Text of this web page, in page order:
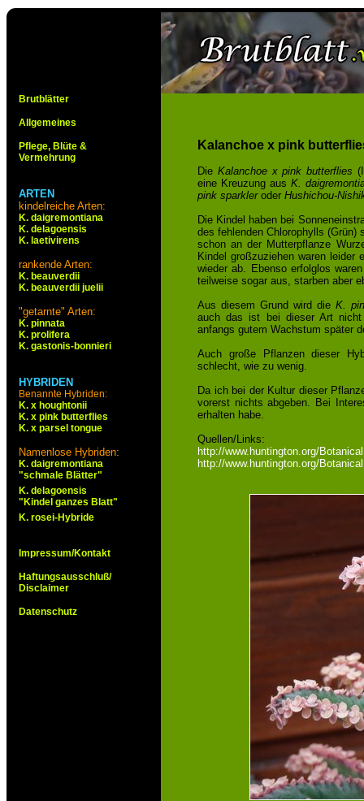
Brutblätter
Allgemeines
Pflege, Blüte &
Vermehrung
ARTEN
kindelreiche Arten:
K. daigremontiana
K. delagoensis
K. laetivirens
rankende Arten:
K. beauverdii
K. beauverdii juelii
"getarnte" Arten:
K. pinnata
K. prolifera
K. gastonis-bonnieri
HYBRIDEN
Benannte Hybriden:
K. x houghtonii
K. x pink butterflies
K. x parsel tongue
Namenlose Hybriden:
K. daigremontiana
"schmale Blätter"
K. delagoensis
"Kindel ganzes Blatt"
K. rosei-Hybride
Impressum/Kontakt
Haftungsausschluß/
Disclaimer
Datenschutz
Kalanchoe x pink
Die Kalanchoe x pink butterflies
eine Kreuzung aus K.
pink sparkleroder Hushichou-
Die Kindel haben bei
des fehlenden Chlorophylls
schon an der Mutterpflanze
Kindel großzuziehen waren
wieder ab. Ebenso erfolglos
teilweise sogar aus, starben aber
Aus diesem Grund wird die K.
auch das ist bei dieser Art nicht
anfangs gutem Wachstum später
Auch große Pflanzen dieser
schlecht, wie zu wenig.
Da ich bei der Kultur dieser
vorerst nichts abgeben. Bei
erhalten habe.
Quellen/Links:
http://www.huntington.org/
http://www.huntington.org/